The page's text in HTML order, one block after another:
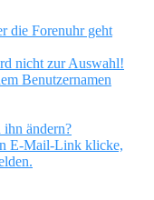
die Forenuhr geht
nicht zur Auswahl!
Benutzernamen
ändern?
E-Mail-Link klicke,